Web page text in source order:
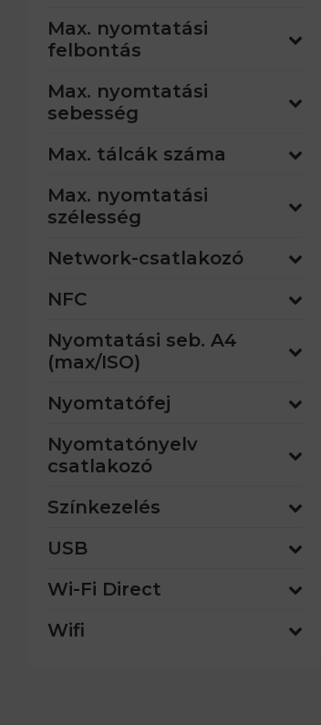
Max. nyomtatási
felbontás
Max. nyomtatási
sebesség
Max. tálcák száma
Max. nyomtatási
szélesség
Network-csatlakozó
NFC
Nyomtatási seb. A4
(max/ISO)
Nyomtatófej
Nyomtatónyelv
csatlakozó
Színkezelés
USB
Wi-Fi Direct
Wifi